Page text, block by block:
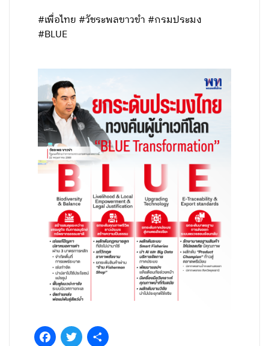
#เพื่อไทย #วัชระพลขาวขำ #กรมประมง
#BLUE
FacebookTwitter